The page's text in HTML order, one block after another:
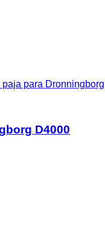
para Dronningborg
D4000